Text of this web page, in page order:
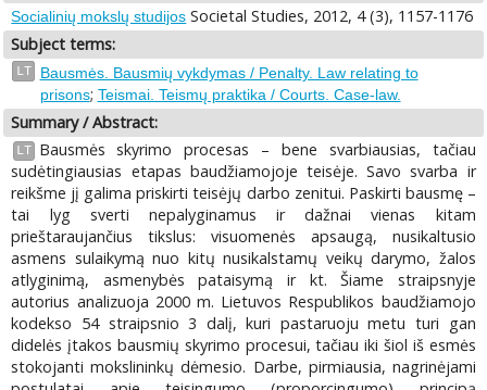
Socialinių mokslų studijos Societal Studies, 2012, 4 (3), 1157-1176
Subject terms:
LT
Bausmės. Bausmių vykdymas / Penalty. Law relating to
prisons; Teismai. Teismų praktika / Courts. Case-law.
Summary / Abstract:
LT
Bausmės skyrimo procesas – bene svarbiausias, tačiau
sudėtingiausias etapas baudžiamojoje teisėje. Savo svarba ir
reikšme jį galima priskirti teisėjų darbo zenitui. Paskirti bausmę –
tai lyg sverti nepalyginamus ir dažnai vienas kitam
prieštaraujančius tikslus: visuomenės apsaugą, nusikaltusio
asmens sulaikymą nuo kitų nusikalstamų veikų darymo, žalos
atlyginimą, asmenybės pataisymą ir kt. Šiame straipsnyje
autorius analizuoja 2000 m. Lietuvos Respublikos baudžiamojo
kodekso 54 straipsnio 3 dalį, kuri pastaruoju metu turi gan
didelės įtakos bausmių skyrimo procesui, tačiau iki šiol iš esmės
stokojanti mokslininkų dėmesio. Darbe, pirmiausia, nagrinėjami